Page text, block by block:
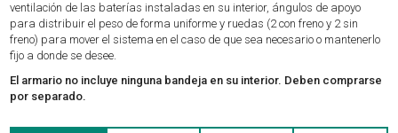
ventilación de las baterías instaladas en su interior, ángulos de apoyo
para distribuir el peso de forma uniforme y ruedas (2 con freno y 2 sin
freno) para mover el sistema en el caso de que sea necesario o mantenerlo
fijo a donde se desee.
El armario no incluye ninguna bandeja en su interior. Deben comprarse
por separado.